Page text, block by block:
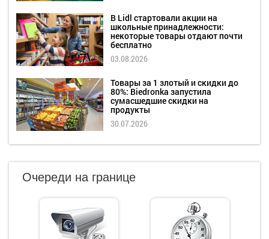
В Lidl стартовали акции на
школьные принадлежности:
некоторые товары отдают почти
бесплатно
03.08.2026
Товары за 1 злотый и скидки до
80%: Biedronka запустила
сумасшедшие скидки на
продукты
30.07.2026
Очереди на границе